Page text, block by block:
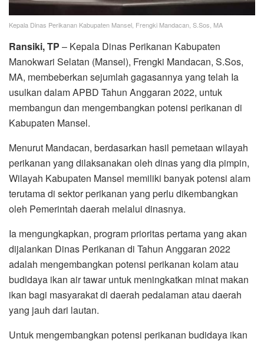
Kepala Dinas Perikanan Kabupaten Mansel, Frengki Mandacan, S.Sos, MA
Ransiki, TP – Kepala Dinas Perikanan Kabupaten
Manokwari Selatan (Mansel), Frengki Mandacan, S.Sos,
MA, membeberkan sejumlah gagasannya yang telah Ia
usulkan dalam APBD Tahun Anggaran 2022, untuk
membangun dan mengembangkan potensi perikanan di
Kabupaten Mansel.
Menurut Mandacan, berdasarkan hasil pemetaan wilayah
perikanan yang dilaksanakan oleh dinas yang dia pimpin,
Wilayah Kabupaten Mansel memiliki banyak potensi alam
terutama di sektor perikanan yang perlu dikembangkan
oleh Pemerintah daerah melalui dinasnya.
Ia mengungkapkan, program prioritas pertama yang akan
dijalankan Dinas Perikanan di Tahun Anggaran 2022
adalah mengembangkan potensi perikanan kolam atau
budidaya ikan air tawar untuk meningkatkan minat makan
ikan bagi masyarakat di daerah pedalaman atau daerah
yang jauh dari lautan.
Untuk mengembangkan potensi perikanan budidaya ikan